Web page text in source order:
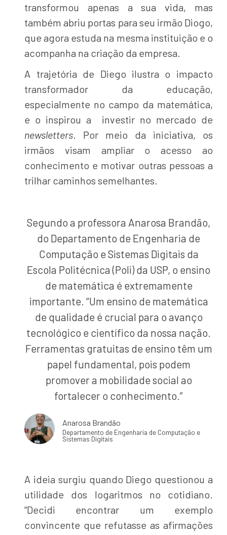
transformou apenas a sua vida, mas
também abriu portas para seu irmão Diogo,
que agora estuda na mesma instituição e o
acompanha na criação da empresa.
A trajetória de Diego ilustra o impacto
transformador da educação,
especialmente no campo da matemática,
e o inspirou a investir no mercado de
newsletters. Por meio da iniciativa, os
irmãos visam ampliar o acesso ao
conhecimento e motivar outras pessoas a
trilhar caminhos semelhantes.
Segundo a professora Anarosa Brandão,
do Departamento de Engenharia de
Computação e Sistemas Digitais da
Escola Politécnica (Poli) da USP, o ensino
de matemática é extremamente
importante. “Um ensino de matemática
de qualidade é crucial para o avanço
tecnológico e científico da nossa nação.
Ferramentas gratuitas de ensino têm um
papel fundamental, pois podem
promover a mobilidade social ao
fortalecer o conhecimento.”
Anarosa Brandão
Departamento de Engenharia de Computação e
Sistemas Digitais
A ideia surgiu quando Diego questionou a
utilidade dos logaritmos no cotidiano.
“Decidi encontrar um exemplo
convincente que refutasse as afirmações